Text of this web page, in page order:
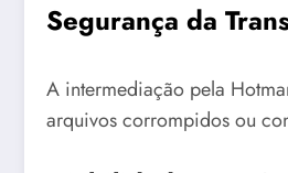
Segurança da
A intermediação pela
arquivos corrompidos ou